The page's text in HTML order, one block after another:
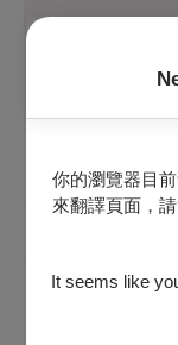
你的瀏覽器目
來翻譯頁面，
It seems like